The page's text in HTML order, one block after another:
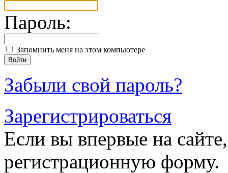
Пароль:
Запомнить меня на этом компьютере
Забыли свой пароль?
Зарегистрироваться
Если вы впервые на
регистрационную форму.